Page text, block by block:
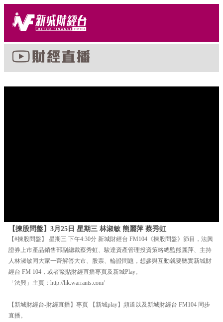
【揀股問盤】3月25日 星期三 林淑敏 熊麗萍 蔡秀虹
【#揀股問盤】 星期三 下午4:30分 新城財經台 FM104《揀股問盤》節目，法興
證券上市產品銷售部副總裁蔡秀虹、駿達資產管理投資策略總監熊麗萍、主持
人林淑敏同大家一齊解答大市、股票、輪證問題，想參與互動就要聽實新城財
經台 FM 104，或者緊貼財經直播專頁及新城Play。
「法興」主頁：http://hk.warrants.com/
【新城財經台-財經直播】專頁 【新城play】頻道以及新城財經台 FM104 同步
直播。